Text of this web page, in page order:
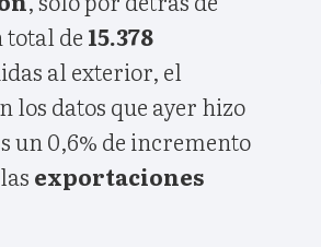
total de 15.378
al exterior, el
los datos que ayer hizo
un 0,6% de incremento
exportaciones